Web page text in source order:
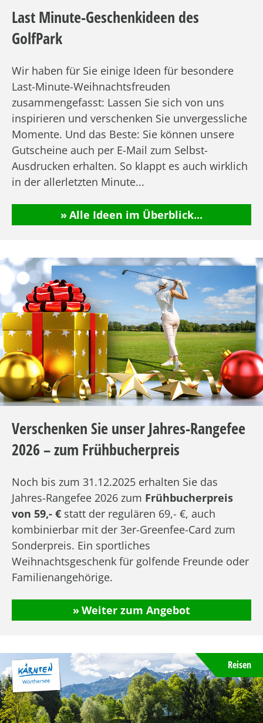
Last Minute-Geschenkideen des
GolfPark
Wir haben für Sie einige Ideen für besondere
Last-Minute-Weihnachtsfreuden
zusammengefasst: Lassen Sie sich von uns
inspirieren und verschenken Sie unvergessliche
Momente. Und das Beste: Sie können unsere
Gutscheine auch per E-Mail zum Selbst-
Ausdrucken erhalten. So klappt es auch wirklich
in der allerletzten Minute...
Alle Ideen im Überblick...
Verschenken Sie unser Jahres-Rangefee
2026 – zum Frühbucherpreis
Noch bis zum 31.12.2025 erhalten Sie das
Jahres-Rangefee 2026 zum Frühbucherpreis
von 59,- € statt der regulären 69,- €, auch
kombinierbar mit der 3er-Greenfee-Card zum
Sonderpreis. Ein sportliches
Weihnachtsgeschenk für golfende Freunde oder
Familienangehörige.
Weiter zum Angebot
Reisen